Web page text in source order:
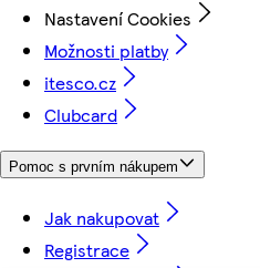
Nastavení Cookies
Možnosti platby
itesco.cz
Clubcard
Pomoc s prvním nákupem
Jak nakupovat
Registrace